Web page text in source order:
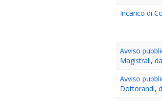
Incarico di
Avviso
Magistrali,
Avviso
Dottorandi,